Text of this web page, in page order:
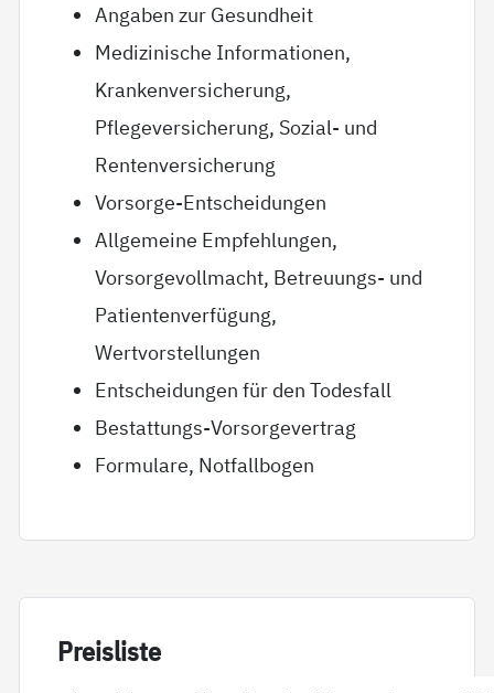
Angaben zur Gesundheit
Medizinische Informationen,
Krankenversicherung,
Pflegeversicherung, Sozial- und
Rentenversicherung
Vorsorge-Entscheidungen
Allgemeine Empfehlungen,
Vorsorgevollmacht, Betreuungs- und
Patientenverfügung,
Wertvorstellungen
Entscheidungen für den Todesfall
Bestattungs-Vorsorgevertrag
Formulare, Notfallbogen
Preis­lis­te